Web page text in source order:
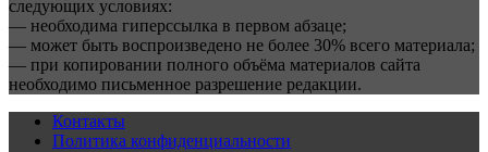
следующих условиях:
— необходима гиперссылка в первом абзаце;
— может быть воспроизведено не более 30% всего материала;
— при копировании полного объёма материалов сайта
необходимо письменное разрешение редакции.
Контакты
Политика конфиденциальности